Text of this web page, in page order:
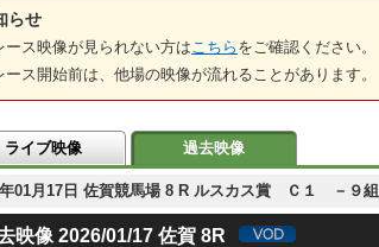
らせ
ース映像が見られない方は こちら をご確認ください。
ース開始前は、他場の映像が流れることがあります。
ライブ映像 過去映像
01月17日 佐賀競馬場 8 R ルスカス賞 Ｃ１ －９組
映像 2026/01/17 佐賀 8R